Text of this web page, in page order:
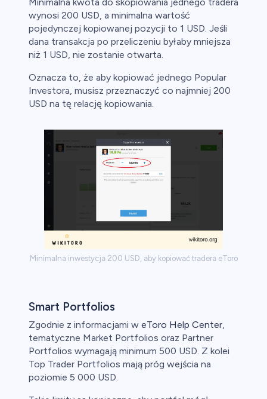
wynosi 200 USD, a minimalna wartość
pojedynczej kopiowanej pozycji to 1 USD. Jeśli
dana transakcja po przeliczeniu byłaby mniejsza
niż 1 USD, nie zostanie otwarta.
Oznacza to, że aby kopiować jednego Popular
Investora, musisz przeznaczyć co najmniej 200
USD na tę relację kopiowania.
Minimalna inwestycja 200 USD, aby kopiować tradera eToro
Smart Portfolios
Zgodnie z informacjami w eToro Help Center
tematyczne Market Portfolios oraz Partner
Portfolios wymagają minimum 500 USD. Z kolei
Top Trader Portfolios mają próg wejścia na
poziomie 5 000 USD.